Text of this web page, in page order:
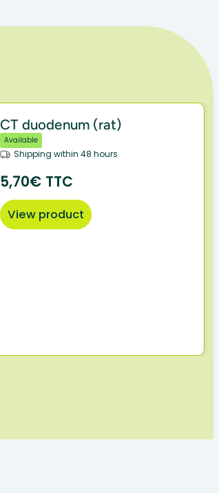
CT duodenum (rat)
Available
Shipping within 48 hours
5,70€ TTC
View product